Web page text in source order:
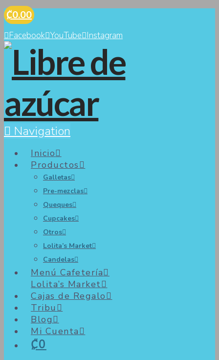
₡0.00
Facebook YouTube Instagram
Navigation
Inicio
Productos
Galletas
Pre-mezclas
Queques
Cupcakes
Otros
Lolita’s Market
Candelas
Menú Cafetería
Lolita’s Market
Cajas de Regalo
Tribu
Blog
Mi Cuenta
₡0